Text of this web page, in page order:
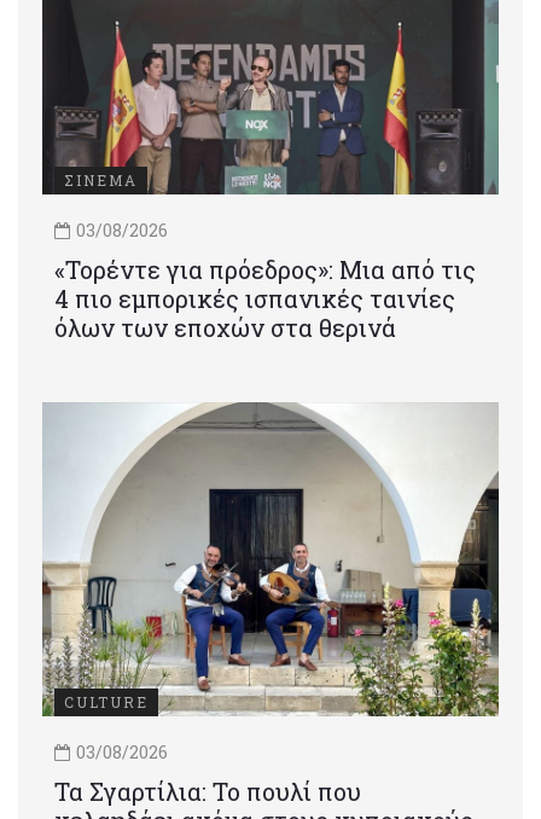
ΣΙΝΕΜΑ
03/08/2026
«Τορέντε για πρόεδρος»: Mια από τις
4 πιο εμπορικές ισπανικές ταινίες
όλων των εποχών στα θερινά
CULTURE
03/08/2026
Τα Σγαρτίλια: Το πουλί που